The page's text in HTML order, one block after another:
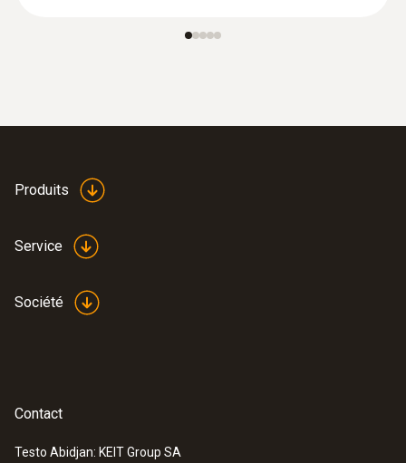
Produits
Service
Société
Contact
Testo Abidjan: KEIT Group SA